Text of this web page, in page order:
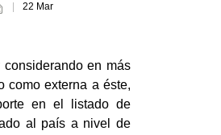
22 Mar
en más
como externa a éste,
en el listado de
al país a nivel de